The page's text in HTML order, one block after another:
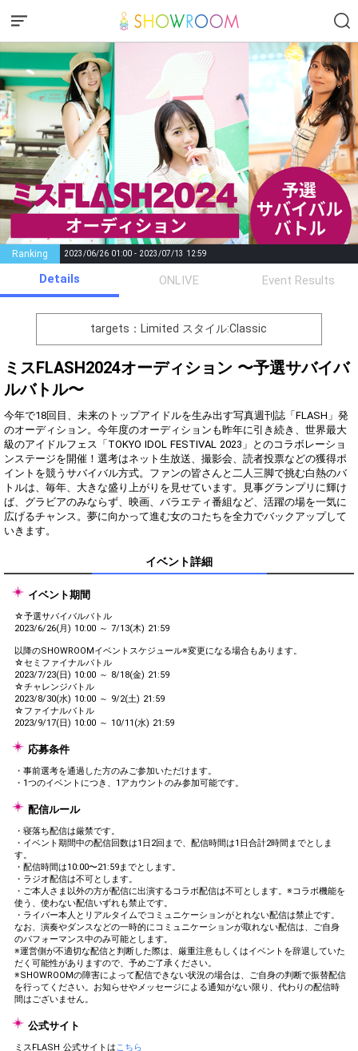
Ranking 2023/06/26 01:00 - 2023/07/13 12:59
Gifting
Throw gifts to the stage and join
the live performance.
First, try throwing free Stars
Show Gold to purchase gifts
(available from 1 JPY)! When you
continue to send gifts to the
popularity ranking and your
ranking go up.
To cheer on performers, you can
send them gifts.
To send performers paid items,
you must use Show Gold.
Comments
You can post comments. Please
refrain from posting comments
that may offend performers or
Details ONLIVE Event Results
targets：Limited スタイル:Classic
ミスFLASH2024オーディション 〜予選サバイバ
ルバトル〜
今年で18回目、未来のトップアイドルを生み出す写真週刊誌「FLASH」発
のオーディション。今年度のオーディションも昨年に引き続き、世界最大
級のアイドルフェス「TOKYO IDOL FESTIVAL 2023」とのコラボレーショ
ンステージを開催！選考はネット生放送、撮影会、読者投票などの獲得ポ
イントを競うサバイバル方式。ファンの皆さんと二人三脚で挑む白熱のバ
トルは、毎年、大きな盛り上がりを見せています。見事グランプリに輝け
ば、グラビアのみならず、映画、バラエティ番組など、活躍の場を一気に
広げるチャンス。夢に向かって進む女のコたちを全力でバックアップして
いきます。
イベント詳細
イベント期間
☆予選サバイバルバトル
2023/6/26(月) 10:00 ～ 7/13(木) 21:59
以降のSHOWROOMイベントスケジュール※変更になる場合もあります。
☆セミファイナルバトル
2023/7/23(日) 10:00 ～ 8/18(金) 21:59
☆チャレンジバトル
2023/8/30(水) 10:00 ～ 9/2(土) 21:59
☆ファイナルバトル
2023/9/17(日) 10:00 ～ 10/11(水) 21:59
応募条件
・事前選考を通過した方のみご参加いただけます。
・1つのイベントにつき、1アカウントのみ参加可能です。
配信ルール
・寝落ち配信は厳禁です。
・イベント期間中の配信回数は1日2回まで、配信時間は1日合計2時間までとしま
す。
・配信時間は10:00〜21:59までとします。
・ラジオ配信は不可とします。
・ご本人さま以外の方が配信に出演するコラボ配信は不可とします。※コラボ機能を
使う、使わない配信いずれも禁止です。
・ライバー本人とリアルタイムでコミュニケーションがとれない配信は禁止です。
なお、演奏やダンスなどの一時的にコミュニケーションが取れない配信は、ご自身
のパフォーマンス中のみ可能とします。
※運営側が不適切な配信と判断した際は、厳重注意もしくはイベントを辞退していた
だく可能性がありますので、予めご了承ください。
※SHOWROOMの障害によって配信できない状況の場合は、ご自身の判断で振替配信
を行ってください。お知らせやメッセージによる通知がない限り、代わりの配信時
間はございません。
公式サイト
ミスFLASH 公式サイトはこちら